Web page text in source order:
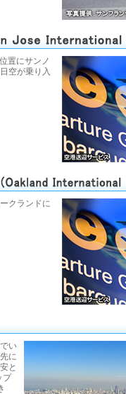
置にサンノ
空が乗り入
クランドに
い
に
と
プ